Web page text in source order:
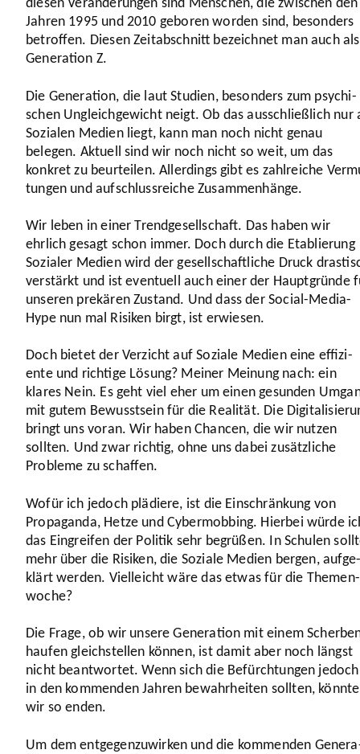
diesen Verän­de­rungen sind Menschen, die zwischen den
Jahren 1995 und 2010 geboren worden sind, besonders
betroffen. Diesen Zeit­ab­schnitt bezeichnet man auch als
Gene­ra­tion Z.
Die Gene­ra­tion, die laut Studien, besonders zum psychi­
schen Ungleich­ge­wicht neigt. Ob das ausschließ­lich nur
Sozialen Medien liegt, kann man noch nicht genau
belegen. Aktuell sind wir noch nicht so weit, um das
konkret zu beur­teilen. Aller­dings gibt es zahl­reiche
tungen und aufschluss­reiche Zusam­men­hänge.
Wir leben in einer Trend­ge­sell­schaft. Das haben wir
ehrlich gesagt schon immer. Doch durch die Etablie­rung
Sozialer Medien wird der gesell­schaft­liche Druck
verstärkt und ist eventuell auch einer der Haupt­gründe
unseren prekären Zustand. Und dass der Social-Media-
Hype nun mal Risiken birgt, ist erwiesen.
Doch bietet der Verzicht auf Soziale Medien eine effi­zi­
ente und richtige Lösung? Meiner Meinung nach: ein
klares Nein. Es geht viel eher um einen gesunden
mit gutem Bewusst­sein für die Realität. Die
bringt uns voran. Wir haben Chancen, die wir nutzen
sollten. Und zwar richtig, ohne uns dabei zusätz­liche
Probleme zu schaffen.
Wofür ich jedoch plädiere, ist die Einschrän­kung von
Propa­ganda, Hetze und Cyber­mob­bing. Hierbei würde
das Eingreifen der Politik sehr begrüßen. In Schulen
mehr über die Risiken, die Soziale Medien bergen, aufge­
klärt werden. Viel­leicht wäre das etwas für die Themen­
woche?
Die Frage, ob wir unsere Gene­ra­tion mit einem
haufen gleich­stellen können, ist damit aber noch längst
nicht beant­wortet. Wenn sich die Befürch­tungen jedoch
in den kommenden Jahren bewahr­heiten sollten,
wir so enden.
Um dem entge­gen­zu­wirken und die kommenden